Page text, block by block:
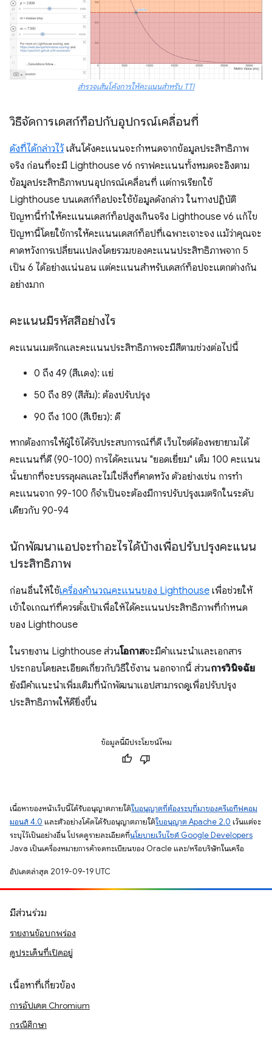
สำรวจเส้นโค้งการให้คะแนนสำหรับ TTI
วิธีจัดการเดสก์ท็อปกับอุปกรณ์เคลื่อนที่
ดังที่ได้กล่าวไว้ เส้นโค้งคะแนนจะกำหนดจากข้อมูลประสิทธิภาพ
จริง ก่อนที่จะมี Lighthouse v6 กราฟคะแนนทั้งหมดจะอิงตาม
ข้อมูลประสิทธิภาพบนอุปกรณ์เคลื่อนที่ แต่การเรียกใช้
Lighthouse บนเดสก์ท็อปจะใช้ข้อมูลดังกล่าว ในทางปฏิบัติ
ปัญหานี้ทำให้คะแนนเดสก์ท็อปสูงเกินจริง Lighthouse v6 แก้ไข
ปัญหานี้โดยใช้การให้คะแนนเดสก์ท็อปที่เฉพาะเจาะจง แม้ว่าคุณจะ
คาดหวังการเปลี่ยนแปลงโดยรวมของคะแนนประสิทธิภาพจาก 5
เป็น 6 ได้อย่างแน่นอน แต่คะแนนสำหรับเดสก์ท็อปจะแตกต่างกัน
อย่างมาก
คะแนนมีรหัสสีอย่างไร
คะแนนเมตริกและคะแนนประสิทธิภาพจะมีสีตามช่วงต่อไปนี้
0 ถึง 49 (สีแดง): แย่
50 ถึง 89 (สีส้ม): ต้องปรับปรุง
90 ถึง 100 (สีเขียว): ดี
หากต้องการให้ผู้ใช้ได้รับประสบการณ์ที่ดี เว็บไซต์ต้องพยายามได้
คะแนนที่ดี (90-100) การได้คะแนน "ยอดเยี่ยม" เต็ม 100 คะแนน
นั้นยากที่จะบรรลุผลและไม่ใช่สิ่งที่คาดหวัง ตัวอย่างเช่น การทำ
คะแนนจาก 99-100 ก็จำเป็นจะต้องมีการปรับปรุงเมตริกในระดับ
เดียวกับ 90-94
นักพัฒนาแอปจะทําอะไรได้บ้างเพื่อปรับปรุงคะแนน
ประสิทธิภาพ
ก่อนอื่นให้ใช้เครื่องคำนวณคะแนนของ Lighthouse เพื่อช่วยให้
เข้าใจเกณฑ์ที่ควรตั้งเป้าเพื่อให้ได้คะแนนประสิทธิภาพที่กำหนด
ของ Lighthouse
ในรายงาน Lighthouse ส่วนโอกาสจะมีคําแนะนําและเอกสาร
ประกอบโดยละเอียดเกี่ยวกับวิธีใช้งาน นอกจากนี้ ส่วนการวินิจฉัย
ยังมีคําแนะนําเพิ่มเติมที่นักพัฒนาแอปสามารถดูเพื่อปรับปรุง
ประสิทธิภาพให้ดียิ่งขึ้น
ข้อมูลนี้มีประโยชน์ไหม
เนื้อหาของหน้าเว็บนี้ได้รับอนุญาตภายใต้ใบอนุญาตที่ต้องระบุที่มาของครีเอทีฟคอม
มอนส์ 4.0 และตัวอย่างโค้ดได้รับอนุญาตภายใต้ใบอนุญาต Apache 2.0 เว้นแต่จะ
ระบุไว้เป็นอย่างอื่น โปรดดูรายละเอียดที่นโยบายเว็บไซต์ Google Developers
Java เป็นเครื่องหมายการค้าจดทะเบียนของ Oracle และ/หรือบริษัทในเครือ
อัปเดตล่าสุด 2019-09-19 UTC
มีส่วนร่วม
รายงานข้อบกพร่อง
ดูประเด็นที่เปิดอยู่
เนื้อหาที่เกี่ยวข้อง
การอัปเดต Chromium
กรณีศึกษา